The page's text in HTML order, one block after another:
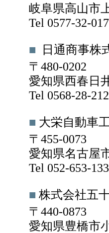
岐阜県高山市
Tel 0577-32-
■
日通商事
〒480-0202
愛知県西春日
Tel 0568-28-
■ 大栄自動車
〒455-0073
愛知県名古屋
Tel 052-653-
■ 株式会社五
〒440-0873
愛知県豊橋市